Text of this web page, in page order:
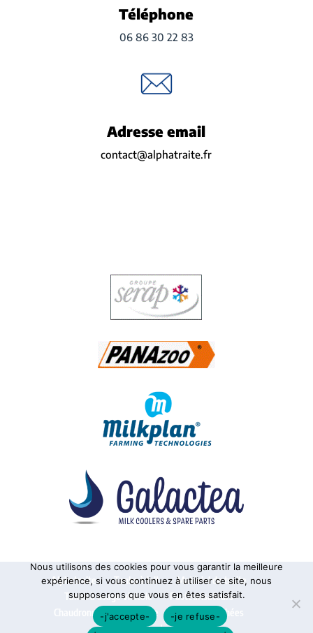
Téléphone
06 86 30 22 83
Adresse email
contact@alphatraite.fr
Alphatraite Tanks à lait
Matériel de traite
Tanks à usage vinicole
Pasteurisateurs
Chaudronnerie sur mesure
Pièces détachées
Contact
Nous utilisons des cookies pour vous garantir la meilleure
expérience, si vous continuez à utiliser ce site, nous
supposerons que vous en êtes satisfait.
-j'accepte-
-je refuse-